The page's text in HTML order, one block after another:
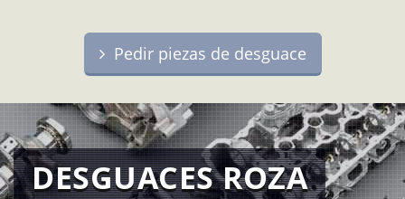
Pedir piezas de desguace
DESGUACES ROZA